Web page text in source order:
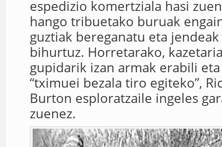
espedizio komertziala hasi
hango tribuetako buruak
guztiak bereganatu eta
bihurtuz. Horretarako,
gupidarik izan armak erabili
“tximuei bezala tiro egiteko”,
Burton esploratzaile ingeles
zuenez.